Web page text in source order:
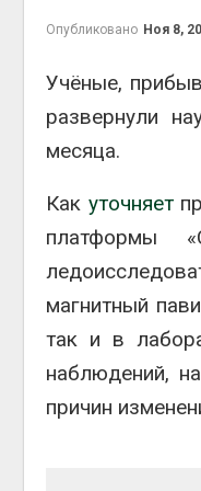
Опубликовано Ноя 8,
Учёные,
развернули
месяца.
Как уточняет
платформы
магнитный
так и в
наблюдений,
причин